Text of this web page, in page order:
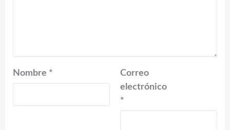
Nombre *
Correo
electrónico
*